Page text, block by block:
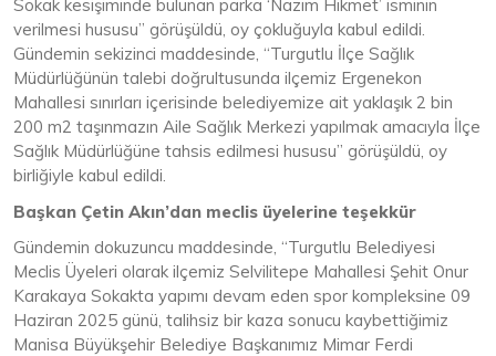
Sokak kesişiminde bulunan parka ‘Nazım Hikmet’ isminin
verilmesi hususu” görüşüldü, oy çokluğuyla kabul edildi.
Gündemin sekizinci maddesinde, “Turgutlu İlçe Sağlık
Müdürlüğünün talebi doğrultusunda ilçemiz Ergenekon
Mahallesi sınırları içerisinde belediyemize ait yaklaşık 2 bin
200 m2 taşınmazın Aile Sağlık Merkezi yapılmak amacıyla İlçe
Sağlık Müdürlüğüne tahsis edilmesi hususu” görüşüldü, oy
birliğiyle kabul edildi.
Başkan Çetin Akın’dan meclis üyelerine teşekkür
Gündemin dokuzuncu maddesinde, “Turgutlu Belediyesi
Meclis Üyeleri olarak ilçemiz Selvilitepe Mahallesi Şehit Onur
Karakaya Sokakta yapımı devam eden spor kompleksine 09
Haziran 2025 günü, talihsiz bir kaza sonucu kaybettiğimiz
Manisa Büyükşehir Belediye Başkanımız Mimar Ferdi